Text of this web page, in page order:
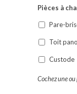
Pièces à
Pare-
Toit
Custode
Cochez une